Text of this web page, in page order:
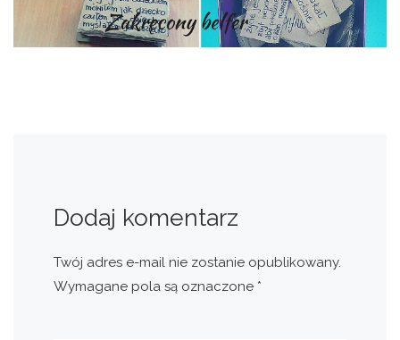
Dodaj komentarz
Twój adres e-mail nie zostanie opublikowany.
Wymagane pola są oznaczone *